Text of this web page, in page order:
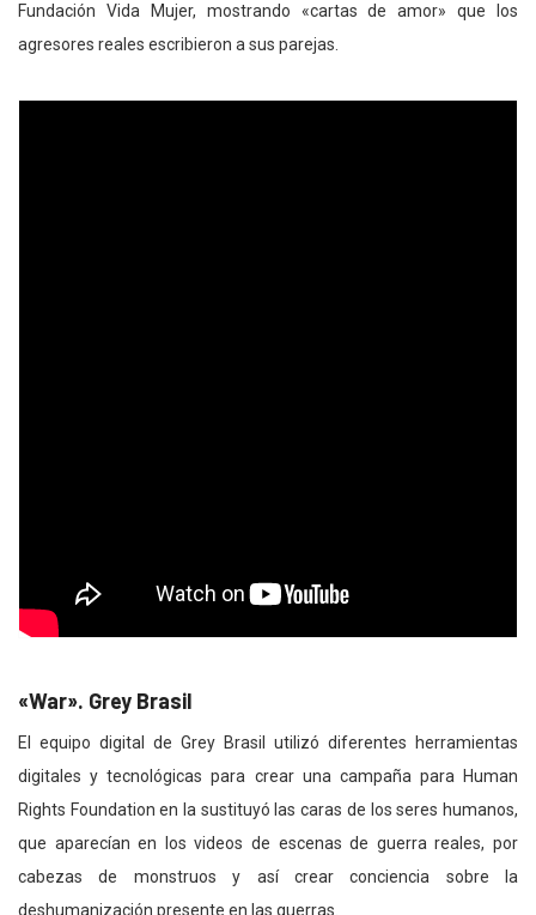
Fundación Vida Mujer, mostrando «cartas de amor» que los
agresores reales escribieron a sus parejas.
«War». Grey Brasil
El equipo digital de Grey Brasil utilizó diferentes herramientas
digitales y tecnológicas para crear una campaña para Human
Rights Foundation en la sustituyó las caras de los seres humanos,
que aparecían en los videos de escenas de guerra reales, por
cabezas de monstruos y así crear conciencia sobre la
deshumanización presente en las guerras.